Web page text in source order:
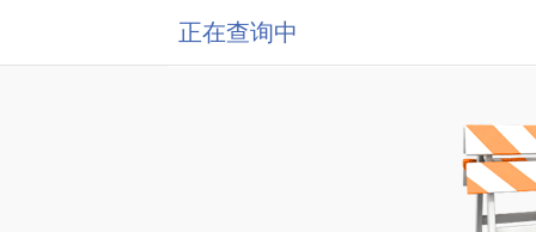
正在查询中